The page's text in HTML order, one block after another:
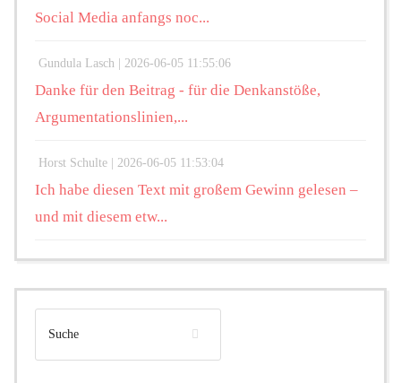
Social Media anfangs noc...
Gundula Lasch | 2026-06-05 11:55:06
Danke für den Beitrag - für die Denkanstöße,
Argumentationslinien,...
Horst Schulte | 2026-06-05 11:53:04
Ich habe diesen Text mit großem Gewinn gelesen –
und mit diesem etw...